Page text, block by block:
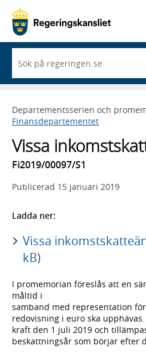
du
börjar
skriva
framträder
en
med
sökförslag
Departementsserien och
Finansdepartementet
Vissa
Fi2019/00097/S1
Publicerad 15 januari 2019
Ladda ner:
Vissa
kB)
I promemorian föreslås att en
måltid i
samband med representation
redovisning i euro ska
kraft den 1 juli 2019 och
beskattningsår som börjar efter